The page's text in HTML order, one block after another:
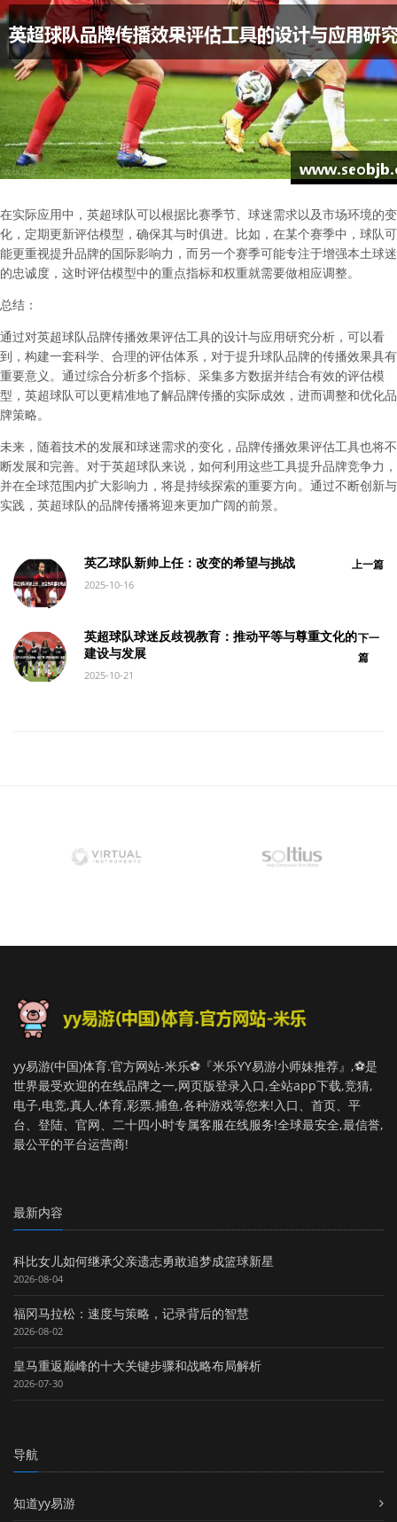
在实际应用中，英超球队可以根据比赛季节、球迷需求以及市场环境的变
化，定期更新评估模型，确保其与时俱进。比如，在某个赛季中，球队可
能更重视提升品牌的国际影响力，而另一个赛季可能专注于增强本土球迷
的忠诚度，这时评估模型中的重点指标和权重就需要做相应调整。
总结：
通过对英超球队品牌传播效果评估工具的设计与应用研究分析，可以看
到，构建一套科学、合理的评估体系，对于提升球队品牌的传播效果具有
重要意义。通过综合分析多个指标、采集多方数据并结合有效的评估模
型，英超球队可以更精准地了解品牌传播的实际成效，进而调整和优化品
牌策略。
未来，随着技术的发展和球迷需求的变化，品牌传播效果评估工具也将不
断发展和完善。对于英超球队来说，如何利用这些工具提升品牌竞争力，
并在全球范围内扩大影响力，将是持续探索的重要方向。通过不断创新与
实践，英超球队的品牌传播将迎来更加广阔的前景。
英乙球队新帅上任：改变的希望与挑战
2025-10-16
上一篇
英超球队球迷反歧视教育：推动平等与尊重文化的
建设与发展
2025-10-21
下一
篇
yy易游(中国)体育.官方网站-米乐⚽️『米乐YY易游小师妹推荐』,⚽️是
世界最受欢迎的在线品牌之一,网页版登录入口,全站app下载,竞猜,
电子,电竞,真人,体育,彩票,捕鱼,各种游戏等您来!入口、首页、平
台、登陆、官网、二十四小时专属客服在线服务!全球最安全,最信誉,
最公平的平台运营商!
最新内容
科比女儿如何继承父亲遗志勇敢追梦成篮球新星
2026-08-04
福冈马拉松：速度与策略，记录背后的智慧
2026-08-02
皇马重返巅峰的十大关键步骤和战略布局解析
2026-07-30
导航
知道yy易游